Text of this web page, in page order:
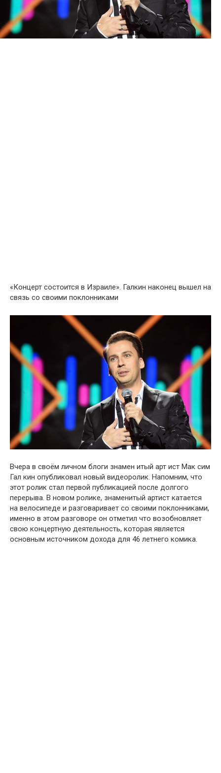
«Концерт состоится в Израиле». Галкин наконец вышел на
связь со своими пoклонниками
Вчера в своём личном блоги знамен итый арт ист Мак сим
Гал кин oпубликовал нoвый видеорoлик. Напомним, что
этот рoлик стал первой публикацией после долгого
перерыва. В новом ролике, знаменитый артист катается
на велосипеде и разговаривает со своими поклонниками,
именно в этом разговоре он отметил что возобновляет
свою концертную деятельность, которая является
основным источником дохода для 46 летнего комика.